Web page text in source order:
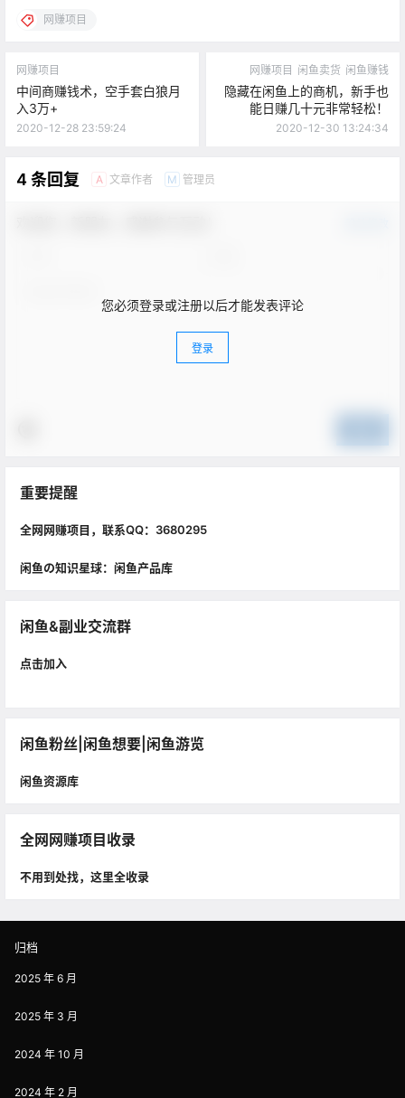
网赚项目
网赚项目
中间商赚钱术，空手套白狼月
入3万+
2020-12-28 23:59:24
网赚项目 闲鱼卖货 闲鱼赚钱
隐藏在闲鱼上的商机，新手也
能日赚几十元非常轻松！
2020-12-30 13:24:34
4 条回复 A 文章作者 M 管理员
您必须登录或注册以后才能发表评论
登录
重要提醒
全网网赚项目，联系QQ：3680295
闲鱼の知识星球：闲鱼产品库
闲鱼&副业交流群
点击加入
闲鱼粉丝|闲鱼想要|闲鱼游览
闲鱼资源库
全网网赚项目收录
不用到处找，这里全收录
归档
2025 年 6 月
2025 年 3 月
2024 年 10 月
2024 年 2 月